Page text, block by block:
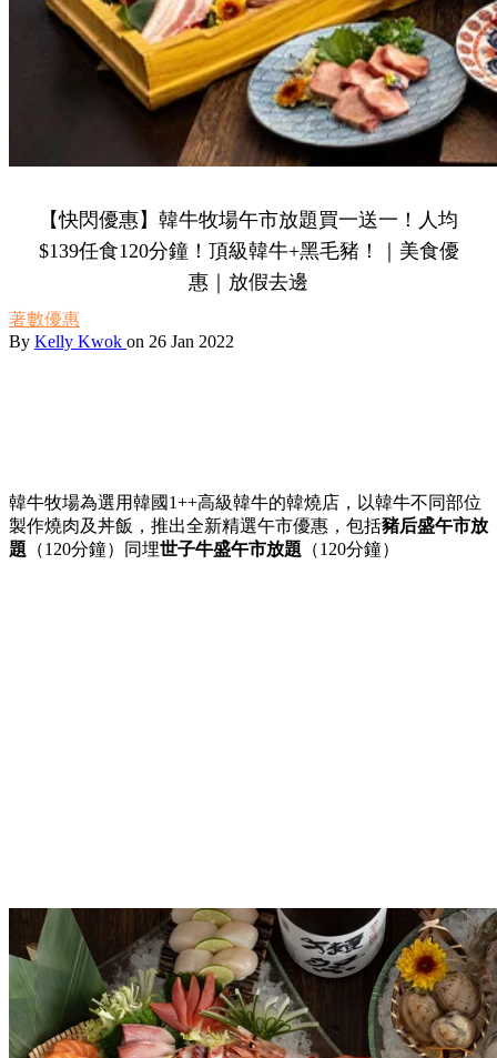
【快閃優惠】韓牛牧場午市放題買一送一！人均
$139任食120分鐘！頂級韓牛+黑毛豬！｜美食優
惠｜放假去邊
著數優惠
By Kelly Kwok on 26 Jan 2022
韓牛牧場為選用韓國1++高級韓牛的韓燒店，以韓牛不同部位
製作燒肉及丼飯，推出全新精選午市優惠，包括豬后盛午市放
題 （120分鐘）同埋世子牛盛午市放題 （120分鐘）